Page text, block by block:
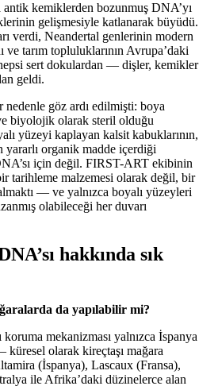
antik kemiklerden bozunmuş DNA’yı
gelişmesiyle katlanarak büyüdü.
verdi, Neandertal genlerinin modern
ve tarım topluluklarının Avrupa’daki
sert dokulardan — dişler, kemikler
geldi.
göz ardı edilmişti: boya
biyolojik olarak steril olduğu
yüzeyi kaplayan kalsit kabuklarının,
organik madde içerdiği
için değil. FIRST-ART ekibinin
tarihleme malzemesi olarak değil, bir
— ve yalnızca boyalı yüzeyleri
olabileceği her duvarı
hakkında sık
da yapılabilir mi?
mekanizması yalnızca İspanya
olarak kireçtaşı mağara
(İspanya), Lascaux (Fransa),
ile Afrika’daki düzinelerce alan